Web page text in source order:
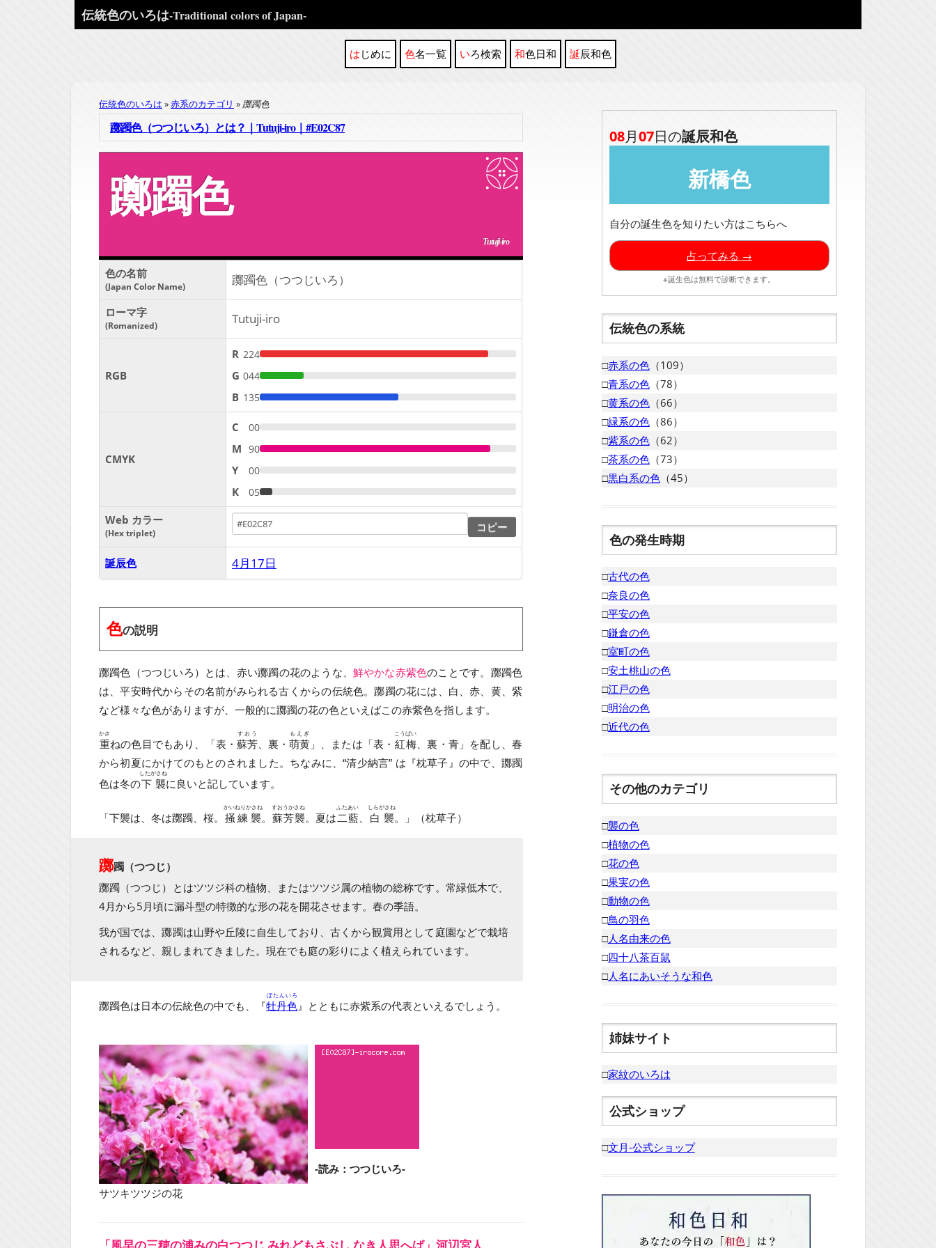
伝統色のいろは-Traditional colors of Japan-
はじめに 色名一覧 いろ検索 和色日和 誕辰和色
伝統色のいろは 赤系のカテゴリ 躑躅色
躑躅色（つつじいろ）とは？｜Tutuji-iro｜#E02C87
躑躅色
Tutuji-iro
色の名前
Japan Color Name 躑躅色（つつじいろ）
ローマ字
Romanized Tutuji-iro
RGB
R 224
G 044
B 135
CMYK
C 00
M 90
Y 00
K 05
Web カラー
Hex triplet コピー
誕辰色 4月17日
色の説明
躑躅色（つつじいろ）とは、赤い躑躅の花のような、 鮮やかな赤紫色のことです。躑躅色
は、平安時代からその名前がみられる古くからの伝統色。躑躅の花には、白、赤、黄、紫
など様々な色がありますが、一般的に躑躅の花の色といえばこの赤紫色を指します。
重
かさ
ねの色目でもあり、「表・ 蘇芳
すおう
、裏・ 萌黄
もえぎ
」、または「表・ 紅梅
こうばい
、裏・青」を配し、春
から初夏にかけてのもとのされました。ちなみに、“清少納言” は『枕草子』の中で、躑躅
色は冬の下襲
したがさね
に良いと記しています。
「下襲は、冬は躑躅、桜。 掻練襲
かいねりかさね
。 蘇芳襲
すおうかさね
。夏は 二藍
ふたあい
白襲
しらがさね
。」（枕草子）
躑躅（つつじ）
躑躅（つつじ）とはツツジ科の植物、またはツツジ属の植物の総称です。常緑低木で、
4月から5月頃に漏斗型の特徴的な形の花を開花させます。春の季語。
我が国では、躑躅は山野や丘陵に自生しており、古くから観賞用として庭園などで栽培
されるなど、親しまれてきました。現在でも庭の彩りによく植えられています。
躑躅色は日本の伝統色の中でも、『牡丹色
ぼたんいろ
』とともに赤紫系の代表といえるでしょう。
サツキツツジの花
-読み：つつじいろ-
08月07日の誕辰和色
新橋色
自分の誕生色を知りたい方はこちらへ
占ってみる →
※誕生色は無料で診断できます。
伝統色の系統
□赤系の色（109）
□青系の色（78）
□黄系の色（66）
□緑系の色（86）
□紫系の色（62）
□茶系の色（73）
□黒白系の色（45）
色の発生時期
□古代の色
□奈良の色
□平安の色
□鎌倉の色
□室町の色
□安土桃山の色
□江戸の色
□明治の色
□近代の色
その他のカテゴリ
□襲の色
□植物の色
□花の色
□果実の色
□動物の色
□鳥の羽色
□人名由来の色
□四十八茶百鼠
□人名にあいそうな和色
姉妹サイト
□家紋のいろは
公式ショップ
□文月-公式ショップ